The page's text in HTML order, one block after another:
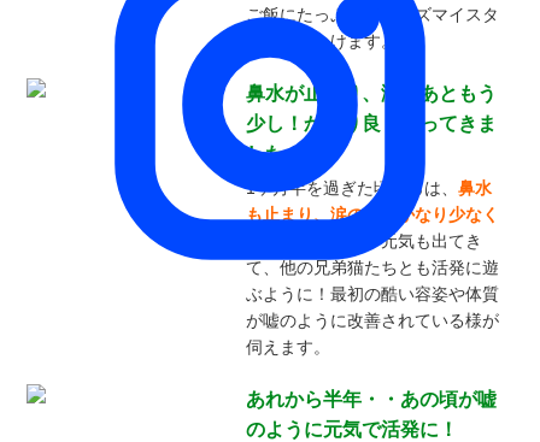
ご飯にたっぷりとケイズマイスタ
ーをふりかけます。
鼻水が止まり、涙もあともう
少し！かなり良くなってきま
した！
1ヶ月半を過ぎた頃からは、 鼻水
も止まり、涙の量もかなり少なく
なってきました。元気も出てき
て、他の兄弟猫たちとも活発に遊
ぶように！最初の酷い容姿や体質
が嘘のように改善されている様が
伺えます。
あれから半年・・あの頃が嘘
のように元気で活発に！